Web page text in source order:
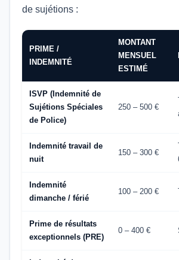
de sujétions :
PRIME /
INDEMNITÉ
MONTANT
MENSUEL
ESTIMÉ
ISVP (Indemnité de
Sujétions Spéciales
de Police)
250 – 500 €
Indemnité travail de
nuit
150 – 300 €
Indemnité
dimanche / férié
100 – 200 €
Prime de résultats
exceptionnels (PRE)
0 – 400 €